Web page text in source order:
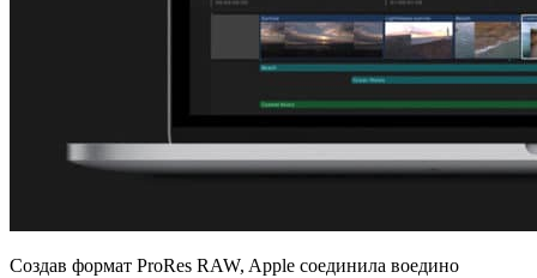
Создав формат ProRes RAW, Apple соединила воедино